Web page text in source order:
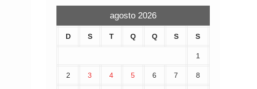
agosto 2026
D S T Q Q S S
1
2 3 4 5 6 7 8